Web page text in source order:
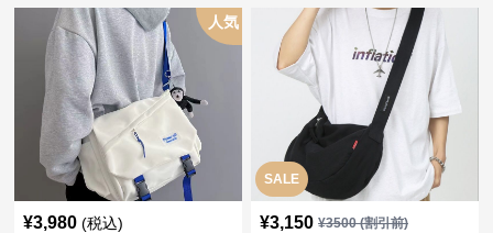
人気
¥3,980 (税込)
SALE
¥3,150 ¥3500(割引前)